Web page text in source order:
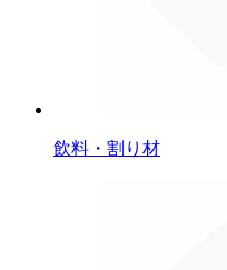
飲料・割り材